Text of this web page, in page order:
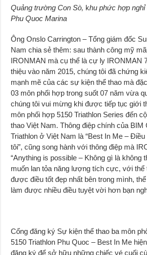
Quảng trường Con Sò, khu phức hợp
Phu Quoc Marina
Ông Onslo Carrington – Tổng giám đốc
Nam chia sẻ thêm: sau thành công mỹ
IRONMAN mà cụ thể là cự ly IRONMAN
thiệu vào năm 2015, chúng tôi đã chứng
mạnh mẽ của các sự kiện thể thao mà đặc
03 môn phối hợp trong suốt 07 năm vừa
chúng tôi vui mừng khi được tiếp tục giới
môn phối hợp 5150 Triathlon Series đến
thao Việt Nam. Thông điệp chính của BIM
Triathlon ở Việt Nam là “Best In Me –
tôi”, cũng song hành với thông điệp mà
“Anything is possible – Không gì là không
muốn lan tỏa năng lượng tích cực, với thể
được điều tốt đẹp nhất bên trong mình,
làm được nhiều điều tuyệt vời hơn bạn
Cổng đăng ký Sự kiện thể thao ba môn
5150 Triathlon Phu Quoc – Best In Me
đăng ký để sở hữu những chiếc vé cuối